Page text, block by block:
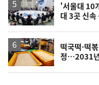
'서울대 10
대 3곳 신속
떡국떡·떡
정…2031